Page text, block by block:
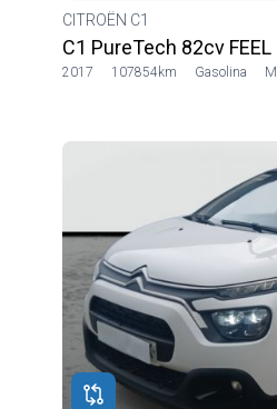
CITROËN C1
C1 PureTech 82cv
2017 107854km Gasolina